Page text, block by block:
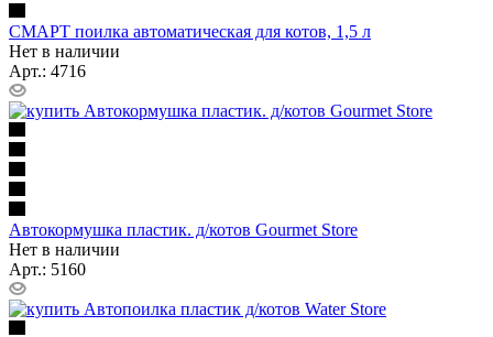
СМАРТ поилка автоматическая для котов, 1,5 л
Нет в наличии
Арт.: 4716
Автокормушка пластик. д/котов Gourmet Store
Нет в наличии
Арт.: 5160